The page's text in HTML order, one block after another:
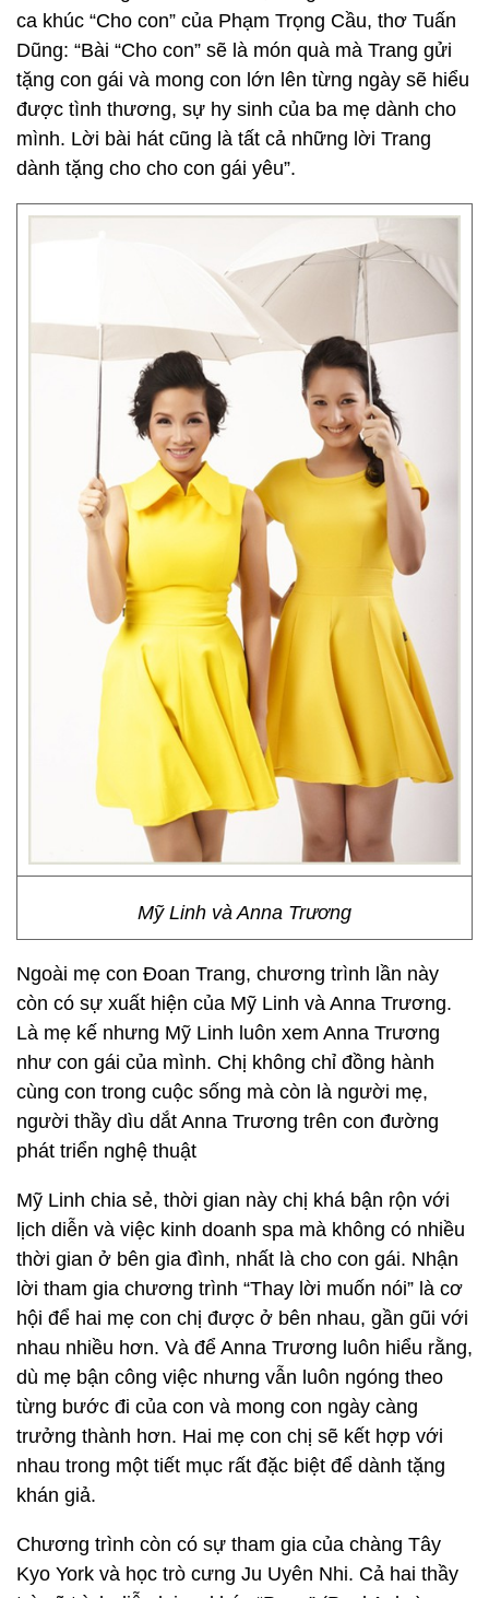
ca khúc “Cho con” của Phạm Trọng Cầu, thơ Tuấn
Dũng: “Bài “Cho con” sẽ là món quà mà Trang gửi
tặng con gái và mong con lớn lên từng ngày sẽ hiểu
được tình thương, sự hy sinh của ba mẹ dành cho
mình. Lời bài hát cũng là tất cả những lời Trang
dành tặng cho cho con gái yêu”.
Mỹ Linh và Anna Trương
Ngoài mẹ con Đoan Trang, chương trình lần này
còn có sự xuất hiện của Mỹ Linh và Anna Trương.
Là mẹ kế nhưng Mỹ Linh luôn xem Anna Trương
như con gái của mình. Chị không chỉ đồng hành
cùng con trong cuộc sống mà còn là người mẹ,
người thầy dìu dắt Anna Trương trên con đường
phát triển nghệ thuật
Mỹ Linh chia sẻ, thời gian này chị khá bận rộn với
lịch diễn và việc kinh doanh spa mà không có nhiều
thời gian ở bên gia đình, nhất là cho con gái. Nhận
lời tham gia chương trình “Thay lời muốn nói” là cơ
hội để hai mẹ con chị được ở bên nhau, gần gũi với
nhau nhiều hơn. Và để Anna Trương luôn hiểu rằng,
dù mẹ bận công việc nhưng vẫn luôn ngóng theo
từng bước đi của con và mong con ngày càng
trưởng thành hơn. Hai mẹ con chị sẽ kết hợp với
nhau trong một tiết mục rất đặc biệt để dành tặng
khán giả.
Chương trình còn có sự tham gia của chàng Tây
Kyo York và học trò cưng Ju Uyên Nhi. Cả hai thầy